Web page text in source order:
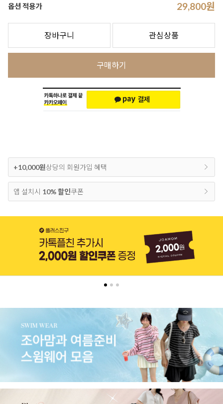
옵션 적용가 29,800원
장바구니 관심상품
구매하기
+10,000원상당의 회원가입 혜택
앱 설치시 10% 할인쿠폰